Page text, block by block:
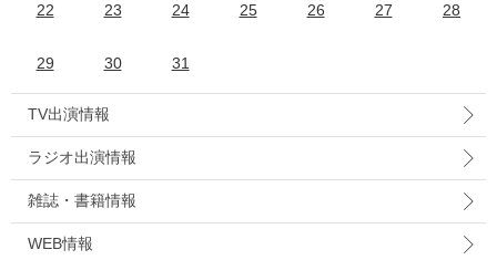
22 23 24 25 26 27 28
29 30 31
TV出演情報
ラジオ出演情報
雑誌・書籍情報
WEB情報